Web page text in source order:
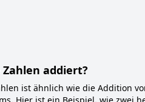
addiert?
ist ähnlich wie die Addition